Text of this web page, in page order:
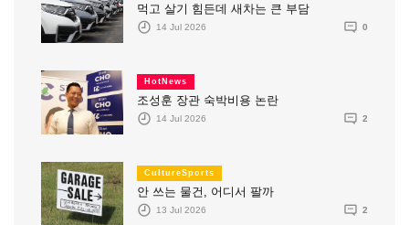
먹고 살기 힘든데 새차는 큰 부담
14 Jul 2026 0
HotNews
조성훈 장관 숙박비용 논란
14 Jul 2026 2
CultureSports
안 쓰는 물건, 어디서 팔까
13 Jul 2026 2